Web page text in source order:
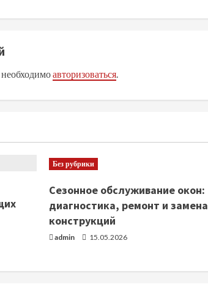
авторизоваться.
Без рубрики
Сезонное обслуживание окон:
диагностика, ремонт и замена
конструкций
admin 15.05.2026